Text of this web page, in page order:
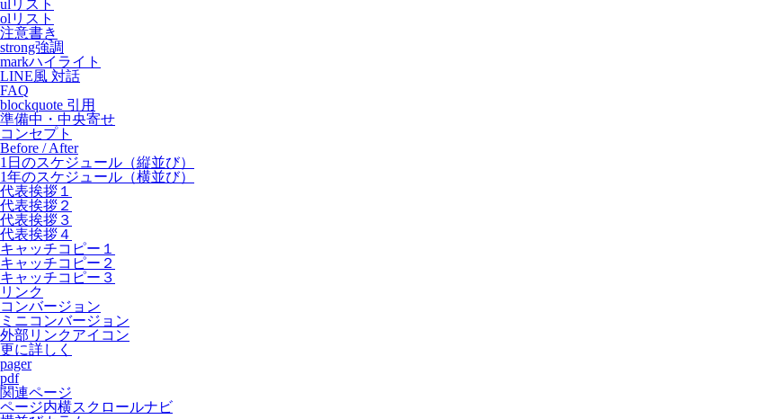
ulリスト
olリスト
注意書き
strong強調
markハイライト
LINE風 対話
FAQ
blockquote 引用
準備中・中央寄せ
コンセプト
Before / After
1日のスケジュール（縦並び）
1年のスケジュール（横並び）
代表挨拶１
代表挨拶２
代表挨拶３
代表挨拶４
キャッチコピー１
キャッチコピー２
キャッチコピー３
リンク
コンバージョン
ミニコンバージョン
外部リンクアイコン
更に詳しく
pager
pdf
関連ページ
ページ内横スクロールナビ